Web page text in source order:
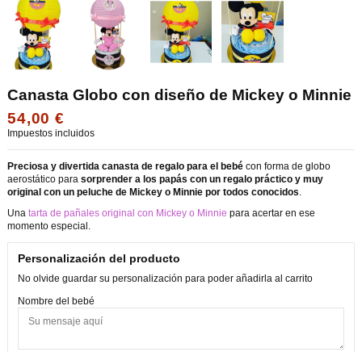
Canasta Globo con diseño de Mickey o Minnie
54,00 €
Impuestos incluidos
Preciosa y divertida canasta de regalo para el bebé con forma de globo
aerostático para sorprender a los papás con un regalo práctico y muy
original con un peluche de Mickey o Minnie por todos conocidos.
Una tarta de pañales original con Mickey o Minnie para acertar en ese
momento especial.
Personalización del producto
No olvide guardar su personalización para poder añadirla al carrito
Nombre del bebé